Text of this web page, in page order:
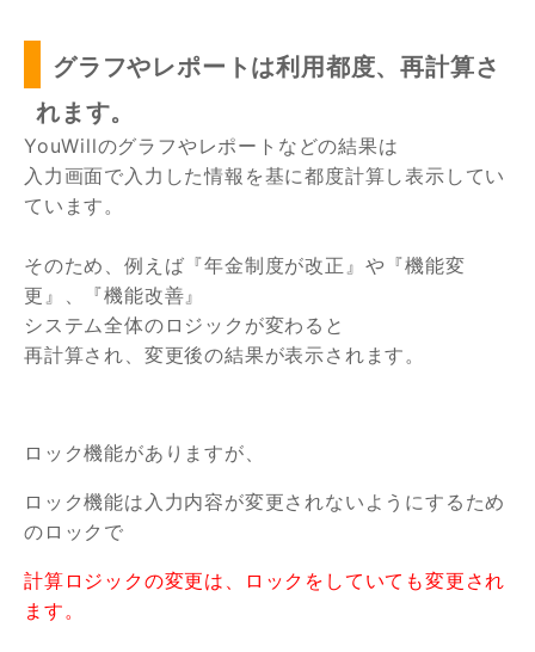
グラフやレポートは利用都度、再計算さ
れます。
YouWillのグラフやレポートなどの結果は
入力画面で入力した情報を基に都度計算し表示してい
ています。
そのため、例えば『年金制度が改正』や『機能変
更』、『機能改善』
システム全体のロジックが変わると
再計算され、変更後の結果が表示されます。
ロック機能がありますが、
ロック機能は入力内容が変更されないようにするため
のロックで
計算ロジックの変更は、ロックをしていても変更され
ます。